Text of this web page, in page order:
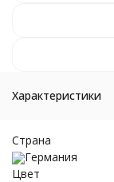
Характеристики
Страна
Германия
Цвет